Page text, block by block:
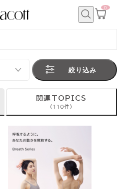
カ
0
絞り込み
関連TOPICS
(110件)